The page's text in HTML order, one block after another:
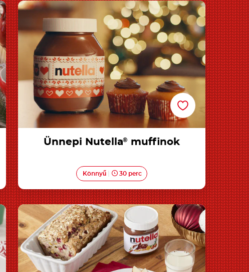
Ünnepi Nutella® muffinok
Ünnepi Nutella® muffinok
Könnyű 30 perc
Áfonyás magvas banánkenyér
Nutella<sup>®</sup>-val